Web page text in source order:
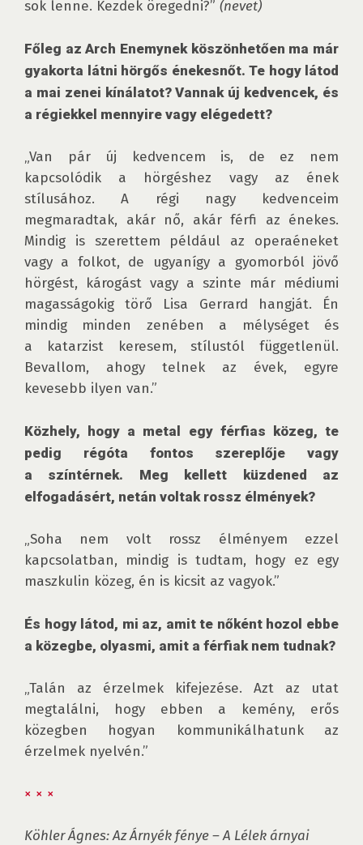
sok lenne. Kezdek öregedni?” (nevet)
Főleg az Arch Enemynek köszönhetően ma már
gyakorta látni hörgős énekesnőt. Te hogy látod
a mai zenei kínálatot? Vannak új kedvencek, és
a régiekkel mennyire vagy elégedett?
„Van pár új kedvencem is, de ez nem
kapcsolódik a hörgéshez vagy az ének
stílusához. A régi nagy kedvenceim
megmaradtak, akár nő, akár férfi az énekes.
Mindig is szerettem például az operaéneket
vagy a folkot, de ugyanígy a gyomorból jövő
hörgést, károgást vagy a szinte már médiumi
magasságokig törő Lisa Gerrard hangját. Én
mindig minden zenében a mélységet és
a katarzist keresem, stílustól függetlenül.
Bevallom, ahogy telnek az évek, egyre
kevesebb ilyen van.”
Közhely, hogy a metal egy férfias közeg, te
pedig régóta fontos szereplője vagy
a színtérnek. Meg kellett küzdened az
elfogadásért, netán voltak rossz élmények?
„Soha nem volt rossz élményem ezzel
kapcsolatban, mindig is tudtam, hogy ez egy
maszkulin közeg, én is kicsit az vagyok.”
És hogy látod, mi az, amit te nőként hozol ebbe
a közegbe, olyasmi, amit a férfiak nem tudnak?
„Talán az érzelmek kifejezése. Azt az utat
megtalálni, hogy ebben a kemény, erős
közegben hogyan kommunikálhatunk az
érzelmek nyelvén.”
× × ×
Köhler Ágnes: Az Árnyék fénye – A Lélek árnyai